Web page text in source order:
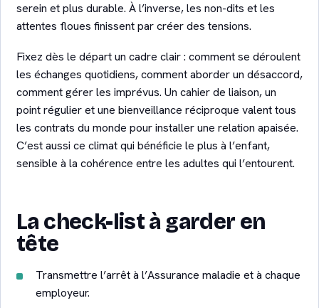
serein et plus durable. À l’inverse, les non-dits et les
attentes floues finissent par créer des tensions.
Fixez dès le départ un cadre clair : comment se déroulent
les échanges quotidiens, comment aborder un désaccord,
comment gérer les imprévus. Un cahier de liaison, un
point régulier et une bienveillance réciproque valent tous
les contrats du monde pour installer une relation apaisée.
C’est aussi ce climat qui bénéficie le plus à l’enfant,
sensible à la cohérence entre les adultes qui l’entourent.
La check-list à garder en
tête
Transmettre l’arrêt à l’Assurance maladie et à chaque
employeur.